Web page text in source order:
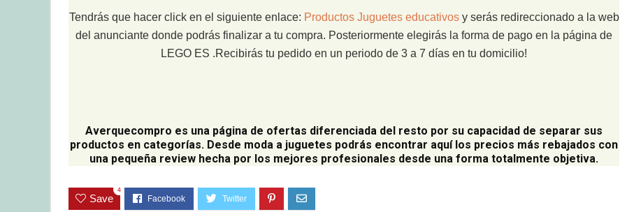
Tendrás que hacer click en el siguiente enlace: Productos Juguetes educativos y serás redireccionado a la web
del anunciante donde podrás finalizar a tu compra. Posteriormente elegirás la forma de pago en la página de
LEGO ES .Recibirás tu pedido en un periodo de 3 a 7 días en tu domicilio!
Averquecompro es una página de ofertas diferenciada del resto por su capacidad de separar sus
productos en categorías. Desde moda a juguetes podrás encontrar aquí los precios más rebajados con
una pequeña review hecha por los mejores profesionales desde una forma totalmente objetiva.
Save
4